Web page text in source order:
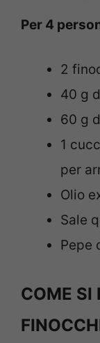
Per 4
2
40 g
60 g
1
per
Olio
Sale
Pepe
COME SI